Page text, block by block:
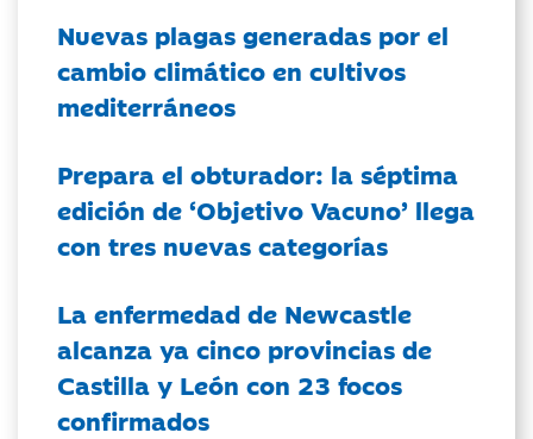
Nuevas plagas generadas por el
cambio climático en cultivos
mediterráneos
Prepara el obturador: la séptima
edición de ‘Objetivo Vacuno’ llega
con tres nuevas categorías
La enfermedad de Newcastle
alcanza ya cinco provincias de
Castilla y León con 23 focos
confirmados